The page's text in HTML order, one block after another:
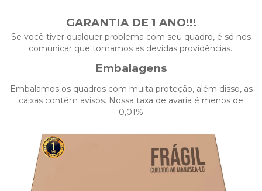
GARANTIA DE 1 ANO!!!
Se você tiver qualquer problema com seu quadro, é só nos
comunicar que tomamos as devidas providências..
Embalagens
Embalamos os quadros com muita proteção, além disso, as
caixas contém avisos. Nossa taxa de avaria é menos de
0,01%